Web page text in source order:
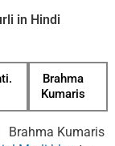
in Hindi
Brahma
Kumaris
Brahma Kumaris